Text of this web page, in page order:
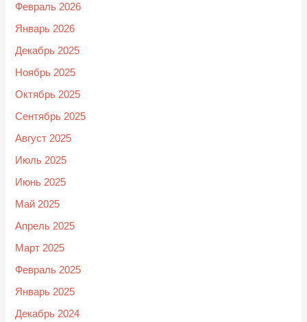
Февраль 2026
Январь 2026
Декабрь 2025
Ноябрь 2025
Октябрь 2025
Сентябрь 2025
Август 2025
Июль 2025
Июнь 2025
Май 2025
Апрель 2025
Март 2025
Февраль 2025
Январь 2025
Декабрь 2024